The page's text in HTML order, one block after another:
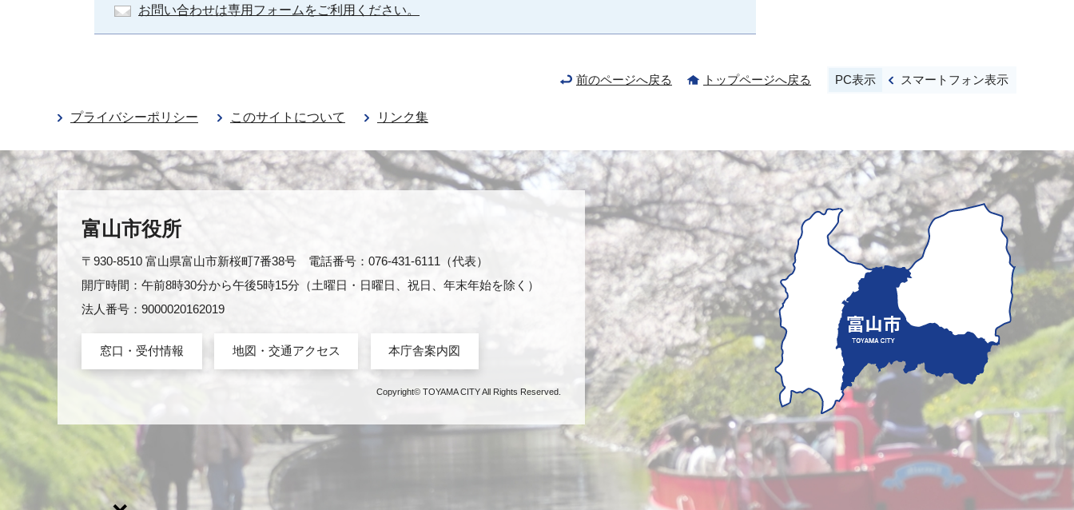
お問い合わせは専用フォームをご利用ください。
前のページへ戻る トップページへ戻る PC表示 スマートフォン表示
プライバシーポリシー このサイトについて リンク集
富山市役所
〒930-8510 富山県富山市新桜町7番38号 電話番号：076-431-6111（代表）
開庁時間：午前8時30分から午後5時15分（土曜日・日曜日、祝日、年末年始を除く）
法人番号：9000020162019
窓口・受付情報 地図・交通アクセス 本庁舎案内図
Copyright© TOYAMA CITY All Rights Reserved.